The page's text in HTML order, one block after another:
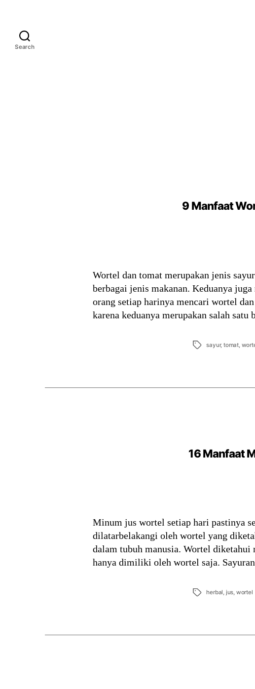
Search
9 Manfaat
Wortel dan tomat merupakan jenis
berbagai jenis makanan. Keduanya
orang setiap harinya mencari wortel
karena keduanya merupakan salah
Tags sayur,tomat
16 Manfaat
Minum jus wortel setiap hari pastinya
dilatarbelakangi oleh wortel yang
dalam tubuh manusia. Wortel diketahui
hanya dimiliki oleh wortel saja.
Tags herbal jus wortel